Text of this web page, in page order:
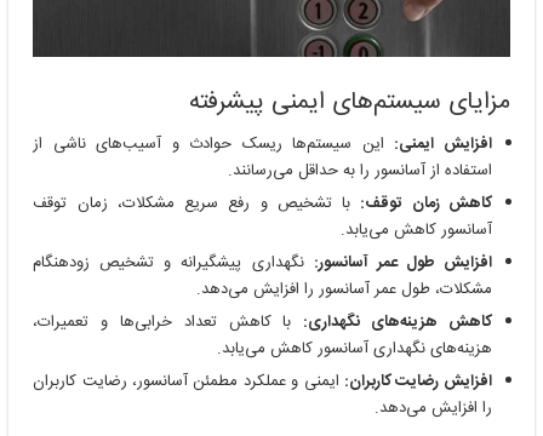
مزایای سیستم‌های ایمنی پیشرفته
افزایش ایمنی: این سیستم‌ها ریسک حوادث و آسیب‌های ناشی از
استفاده از آسانسور را به حداقل می‌رسانند.
کاهش زمان توقف: با تشخیص و رفع سریع مشکلات، زمان توقف
آسانسور کاهش می‌یابد.
افزایش طول عمر آسانسور: نگهداری پیشگیرانه و تشخیص زودهنگام
مشکلات، طول عمر آسانسور را افزایش می‌دهد.
کاهش هزینه‌های نگهداری: با کاهش تعداد خرابی‌ها و تعمیرات،
هزینه‌های نگهداری آسانسور کاهش می‌یابد.
افزایش رضایت کاربران: ایمنی و عملکرد مطمئن آسانسور، رضایت کاربران
را افزایش می‌دهد.